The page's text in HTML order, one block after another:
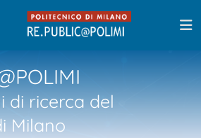
di ricerca del
Milano